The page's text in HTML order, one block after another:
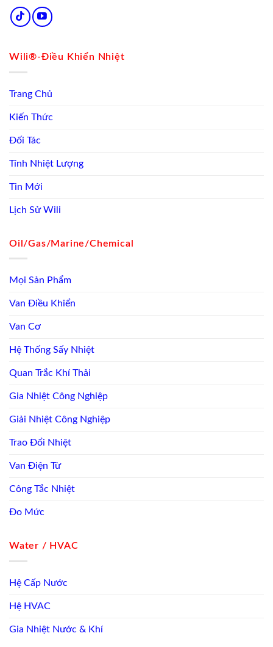
Wili®-Điều Khiển Nhiệt
Trang Chủ
Kiến Thức
Đối Tác
Tính Nhiệt Lượng
Tin Mới
Lịch Sử Wili
Oil/Gas/Marine/Chemical
Mọi Sản Phẩm
Van Điều Khiển
Van Cơ
Hệ Thống Sấy Nhiệt
Quan Trắc Khí Thải
Gia Nhiệt Công Nghiệp
Giải Nhiệt Công Nghiệp
Trao Đổi Nhiệt
Van Điện Từ
Công Tắc Nhiệt
Đo Mức
Water / HVAC
Hệ Cấp Nước
Hệ HVAC
Gia Nhiệt Nước & Khí